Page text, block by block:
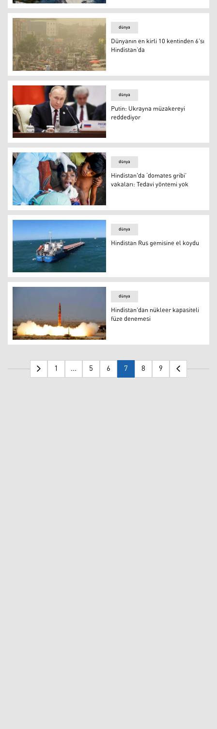
Himalayalar'da çığ felaketi
Dünyanın en kirli 10 kentinden 6’sı Hindistan’da
dünya
Dünyanın en kirli 10 kentinden 6’sı
Hindistan’da
Putin: Ukrayna müzakereyi reddediyor
dünya
Putin: Ukrayna müzakereyi
reddediyor
Hindistan'da ‘domates gribi’ vakaları: Tedavi yöntemi
dünya
Hindistan'da ‘domates gribi’
vakaları: Tedavi yöntemi yok
Hindistan Rus gemisine el koydu
dünya
Hindistan Rus gemisine el koydu
Hindistan'dan nükleer kapasiteli füze denemesi
dünya
Hindistan'dan nükleer kapasiteli
füze denemesi
1 ... 5 6 7 8 9